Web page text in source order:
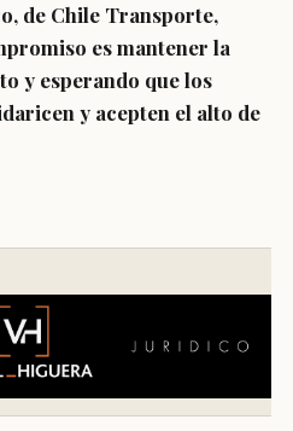
, de Chile Transporte,
es mantener la
y esperando que los
y acepten el alto de